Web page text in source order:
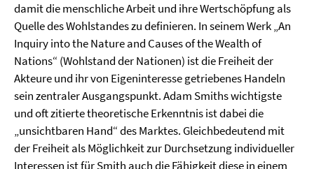
damit die menschliche Arbeit und ihre Wertschöpfung als
Quelle des Wohlstandes zu definieren. In seinem Werk „An
Inquiry into the Nature and Causes of the Wealth of
Nations“ (Wohlstand der Nationen) ist die Freiheit der
Akteure und ihr von Eigeninteresse getriebenes Handeln
sein zentraler Ausgangspunkt. Adam Smiths wichtigste
und oft zitierte theoretische Erkenntnis ist dabei die
„unsichtbaren Hand“ des Marktes. Gleichbedeutend mit
der Freiheit als Möglichkeit zur Durchsetzung individueller
Interessen ist für Smith auch die Fähigkeit diese in einem